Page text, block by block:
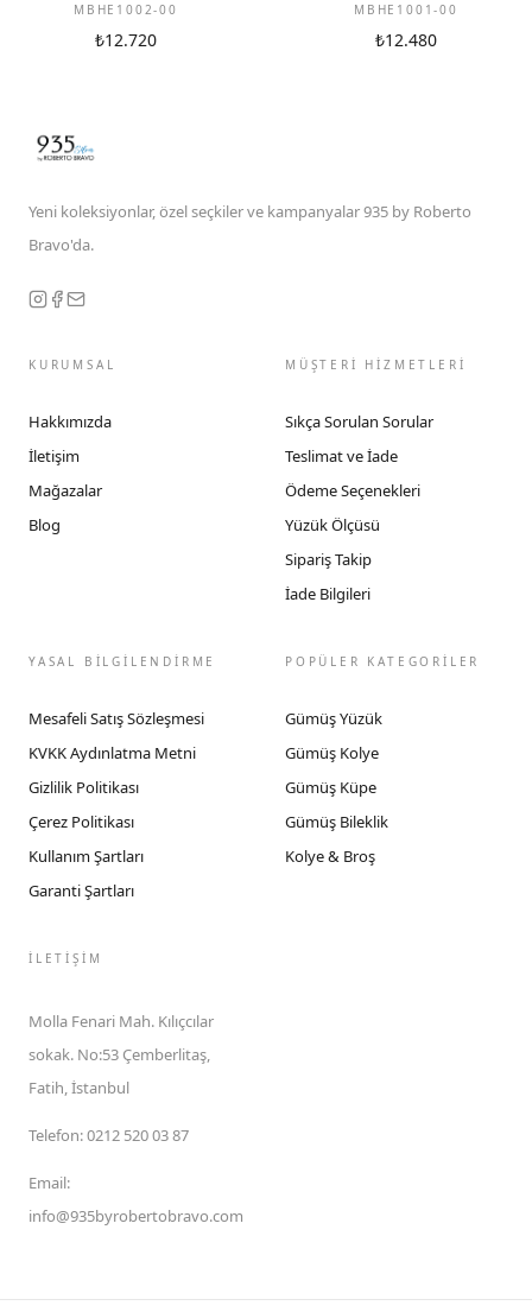
MBHE1002-00
₺12.720
MBHE1001-00
₺12.480
Yeni koleksiyonlar, özel seçkiler ve kampanyalar 935 by Roberto
Bravo'da.
KURUMSAL
Hakkımızda
İletişim
Mağazalar
Blog
MÜŞTERİ HİZMETLERİ
Sıkça Sorulan Sorular
Teslimat ve İade
Ödeme Seçenekleri
Yüzük Ölçüsü
Sipariş Takip
İade Bilgileri
YASAL BİLGİLENDİRME
Mesafeli Satış Sözleşmesi
KVKK Aydınlatma Metni
Gizlilik Politikası
Çerez Politikası
Kullanım Şartları
Garanti Şartları
POPÜLER KATEGORİLER
Gümüş Yüzük
Gümüş Kolye
Gümüş Küpe
Gümüş Bileklik
Kolye & Broş
İLETIŞIM
Molla Fenari Mah. Kılıçcılar
sokak. No:53 Çemberlitaş,
Fatih, İstanbul
Telefon:0212 520 03 87
Email:
info@935byrobertobravo.com